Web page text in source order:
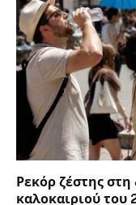
Ρεκόρ ζέστης
καλοκαιριού του